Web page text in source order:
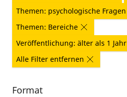
Themen: psychologische Fragen
Themen: Bereiche
Veröffentlichung: älter als 1 Jahr
Alle Filter entfernen
Format